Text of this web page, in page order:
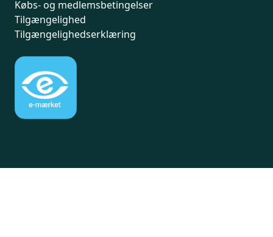
Købs- og medlemsbetingelser
Tilgængelighed
Tilgængelighedserklæring